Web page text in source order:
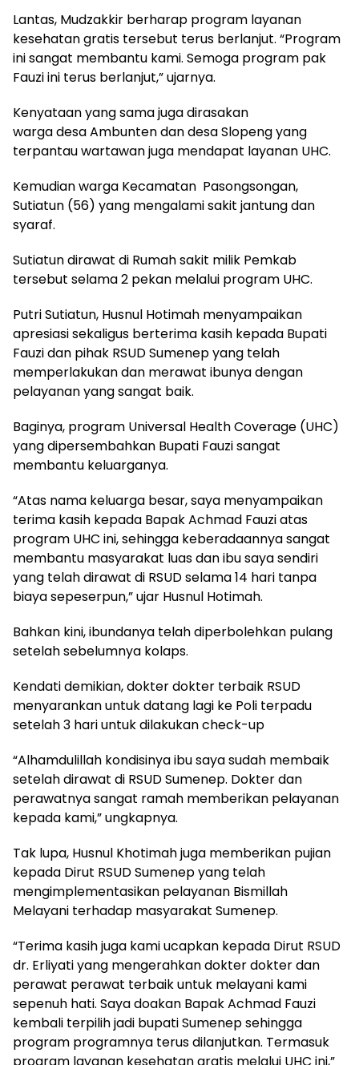
Lantas, Mudzakkir berharap program layanan
kesehatan gratis tersebut terus berlanjut. “Program
ini sangat membantu kami. Semoga program pak
Fauzi ini terus berlanjut,” ujarnya.
Kenyataan yang sama juga dirasakan
warga desa Ambunten dan desa Slopeng yang
terpantau wartawan juga mendapat layanan UHC.
Kemudian warga Kecamatan Pasongsongan,
Sutiatun (56) yang mengalami sakit jantung dan
syaraf.
Sutiatun dirawat di Rumah sakit milik Pemkab
tersebut selama 2 pekan melalui program UHC.
Putri Sutiatun, Husnul Hotimah menyampaikan
apresiasi sekaligus berterima kasih kepada Bupati
Fauzi dan pihak RSUD Sumenep yang telah
memperlakukan dan merawat ibunya dengan
pelayanan yang sangat baik.
Baginya, program Universal Health Coverage (UHC)
yang dipersembahkan Bupati Fauzi sangat
membantu keluarganya.
“Atas nama keluarga besar, saya menyampaikan
terima kasih kepada Bapak Achmad Fauzi atas
program UHC ini, sehingga keberadaannya sangat
membantu masyarakat luas dan ibu saya sendiri
yang telah dirawat di RSUD selama 14 hari tanpa
biaya sepeserpun,” ujar Husnul Hotimah.
Bahkan kini, ibundanya telah diperbolehkan pulang
setelah sebelumnya kolaps.
Kendati demikian, dokter dokter terbaik RSUD
menyarankan untuk datang lagi ke Poli terpadu
setelah 3 hari untuk dilakukan check-up
“Alhamdulillah kondisinya ibu saya sudah membaik
setelah dirawat di RSUD Sumenep. Dokter dan
perawatnya sangat ramah memberikan pelayanan
kepada kami,” ungkapnya.
Tak lupa, Husnul Khotimah juga memberikan pujian
kepada Dirut RSUD Sumenep yang telah
mengimplementasikan pelayanan Bismillah
Melayani terhadap masyarakat Sumenep.
“Terima kasih juga kami ucapkan kepada Dirut RSUD
dr. Erliyati yang mengerahkan dokter dokter dan
perawat perawat terbaik untuk melayani kami
sepenuh hati. Saya doakan Bapak Achmad Fauzi
kembali terpilih jadi bupati Sumenep sehingga
program programnya terus dilanjutkan. Termasuk